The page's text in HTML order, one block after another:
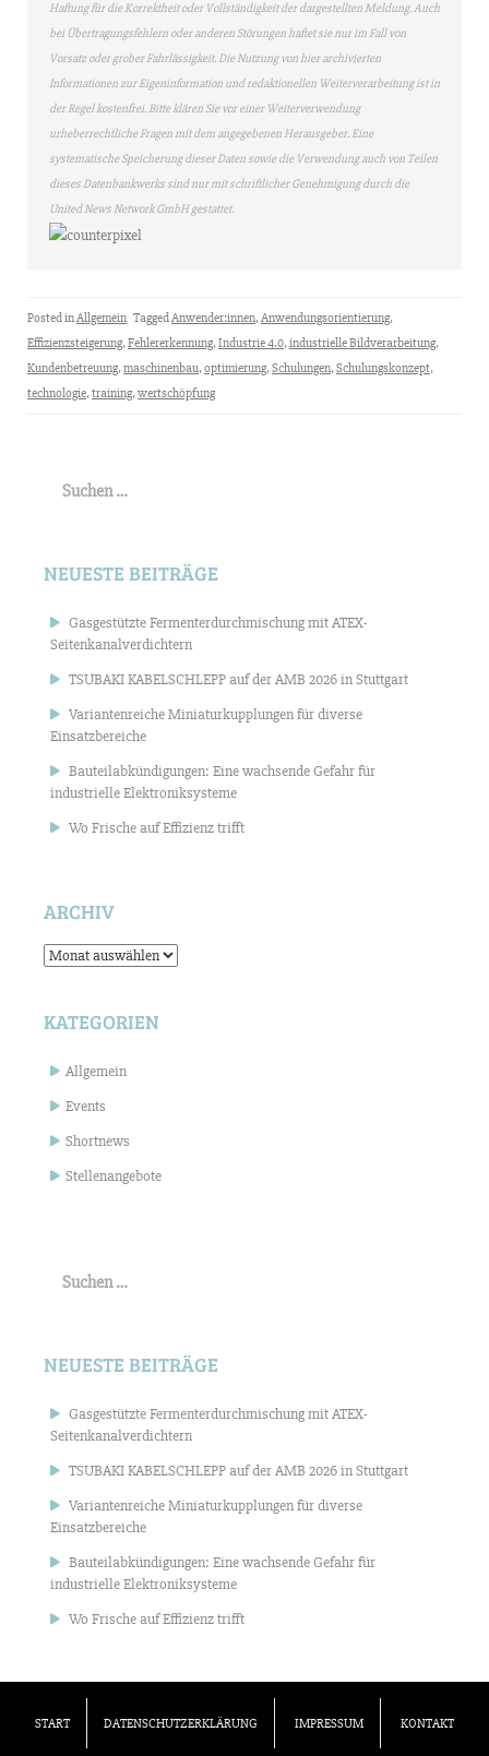
Haftung für die Korrektheit oder Vollständigkeit der dargestellten Meldung. Auch
bei Übertragungsfehlern oder anderen Störungen haftet sie nur im Fall von
Vorsatz oder grober Fahrlässigkeit. Die Nutzung von hier archivierten
Informationen zur Eigeninformation und redaktionellen Weiterverarbeitung ist in
der Regel kostenfrei. Bitte klären Sie vor einer Weiterverwendung
urheberrechtliche Fragen mit dem angegebenen Herausgeber. Eine
systematische Speicherung dieser Daten sowie die Verwendung auch von Teilen
dieses Datenbankwerks sind nur mit schriftlicher Genehmigung durch die
United News Network GmbH gestattet.
Posted inAllgemein TaggedAnwender:innen,Anwendungsorientierung,
Effizienzsteigerung,Fehlererkennung,Industrie 4.0,industrielle Bildverarbeitung,
Kundenbetreuung,maschinenbau,optimierung,Schulungen,Schulungskonzept,
technologie,training,wertschöpfung
nach:
NEUESTE BEITRÄGE
Gasgestützte Fermenterdurchmischung mit ATEX-
Seitenkanalverdichtern
TSUBAKI KABELSCHLEPP auf der AMB 2026 in Stuttgart
Variantenreiche Miniaturkupplungen für diverse
Einsatzbereiche
Bauteilabkündigungen: Eine wachsende Gefahr für
industrielle Elektroniksysteme
Wo Frische auf Effizienz trifft
ARCHIV
Archiv
KATEGORIEN
Allgemein
Events
Shortnews
Stellenangebote
nach:
NEUESTE BEITRÄGE
Gasgestützte Fermenterdurchmischung mit ATEX-
Seitenkanalverdichtern
TSUBAKI KABELSCHLEPP auf der AMB 2026 in Stuttgart
Variantenreiche Miniaturkupplungen für diverse
Einsatzbereiche
Bauteilabkündigungen: Eine wachsende Gefahr für
industrielle Elektroniksysteme
Wo Frische auf Effizienz trifft
START DATENSCHUTZERKLÄRUNG IMPRESSUM KONTAKT